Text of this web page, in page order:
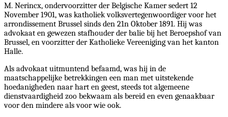
M. Nerincx, ondervoorzitter der Belgische Kamer sedert 12
November 1901, was katholiek volksvertegenwoordiger voor het
arrondissement Brussel sinds den 21n Oktober 1891. Hij was
advokaat en gewezen stafhouder der balie bij het Beroepshof van
Brussel, en voorzitter der Katholieke Vereeniging van het kanton
Halle.
Als advokaat uitmuntend befaamd, was hij in de
maatschappelijke betrekkingen een man met uitstekende
hoedanigheden naar hart en geest, steeds tot algemeene
dienstvaardigheid zoo bekwaam als bereid en even genaakbaar
voor den mindere als voor wie ook.